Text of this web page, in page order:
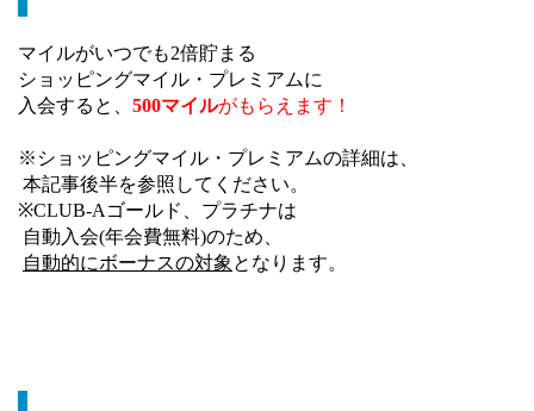
マイルがいつでも2倍貯まる
ショッピングマイル・プレミアムに
入会すると、 500マイルがもらえます！
※ショッピングマイル・プレミアムの詳細は、
本記事後半を参照してください。
※CLUB-Aゴールド、プラチナは
自動入会(年会費無料)のため、
自動的にボーナスの対象 となります。